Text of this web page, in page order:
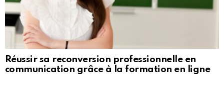
Réussir sa reconversion professionnelle en
communication grâce à la formation en ligne